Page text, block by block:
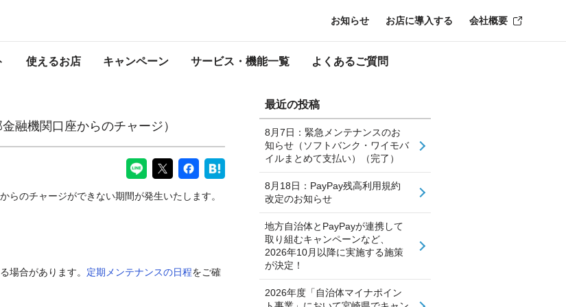
使えるお店 キャンペーン サービス・機能一覧 よくあるご質問
お知らせ お店に導入する 会社概要
からのお知らせ
融機関口座からのチャージ）
らのチャージができない期間が発生いたします。
場合があります。 定期メンテナンスの日程をご確
最近の投稿
8月7日：緊急メンテナンスのお
知らせ（ソフトバンク・ワイモバ
イルまとめて支払い）（完了）
8月18日：PayPay残高利用規約
改定のお知らせ
地方自治体とPayPayが連携して
取り組むキャンペーンなど、
2026年10月以降に実施する施策
が決定！
2026年度「自治体マイナポイン